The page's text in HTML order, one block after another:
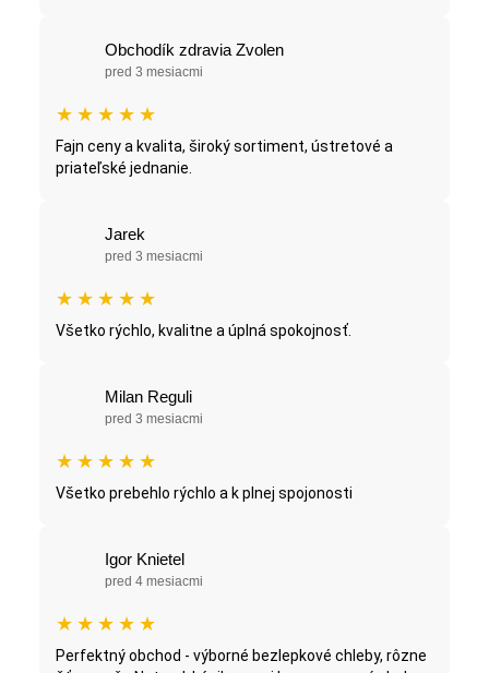
Obchodík zdravia Zvolen
pred 3 mesiacmi
★ ★ ★ ★ ★
Fajn ceny a kvalita, široký sortiment, ústretové a
priateľské jednanie.
Jarek
pred 3 mesiacmi
★ ★ ★ ★ ★
Všetko rýchlo, kvalitne a úplná spokojnosť.
Milan Reguli
pred 3 mesiacmi
★ ★ ★ ★ ★
Všetko prebehlo rýchlo a k plnej spojonosti
Igor Knietel
pred 4 mesiacmi
★ ★ ★ ★ ★
Perfektný obchod - výborné bezlepkové chleby, rôzne